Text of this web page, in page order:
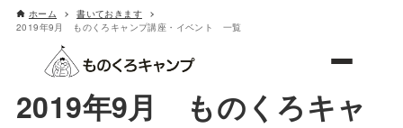
ホーム
書いておきます
2019年9月 ものくろキャンプ講座・イベント 一覧
2019年9月 ものくろキャ